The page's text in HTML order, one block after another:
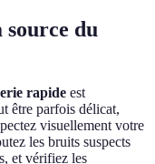
du
rapide est
être parfois délicat,
visuellement votre
les bruits suspects
et vérifiez les